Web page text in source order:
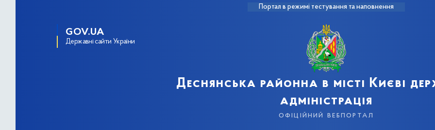
Портал в режимі тестування та наповнення
GOV.UA
Державні сайти України
Деснянська районна в місті Києві
адміністрація
офіційний вебпортал